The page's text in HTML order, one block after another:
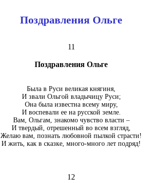
Поздравления Ольге
11
Поздравления Ольге
Была в Руси великая княгиня,
И звали Ольгой владычицу Руси;
Она была известна всему миру,
И воспевали ее на русской земле.
Вам, Ольгам, знакомо чувство власти –
И твердый, отрешенный во всем взгляд,
Желаю вам, познать любовной пылкой страсти!
И жить, как в сказке, много-много лет подряд!
12